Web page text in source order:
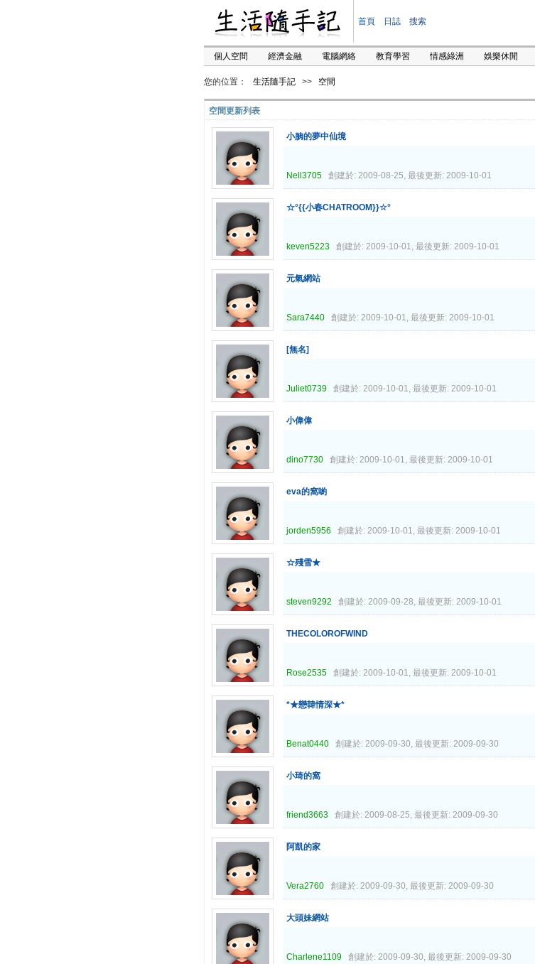
首頁 日誌 搜索
個人空間 經濟金融 電腦網絡 教育學習 情感綠洲 娛樂休閒
您的位置： 生活隨手記 >> 空間
空間更新列表
小朒的夢中仙境
Nell3705 創建於: 2009-08-25, 最後更新: 2009-10-01
☆°{{小春CHATROOM}}☆°
keven5223 創建於: 2009-10-01, 最後更新: 2009-10-01
元氣網站
Sara7440 創建於: 2009-10-01, 最後更新: 2009-10-01
[無名]
Juliet0739 創建於: 2009-10-01, 最後更新: 2009-10-01
小偉偉
dino7730 創建於: 2009-10-01, 最後更新: 2009-10-01
eva的窩喲
jorden5956 創建於: 2009-10-01, 最後更新: 2009-10-01
☆殘雪★
steven9292 創建於: 2009-09-28, 最後更新: 2009-10-01
THECOLOROFWIND
Rose2535 創建於: 2009-10-01, 最後更新: 2009-10-01
*★戀韓情深★*
Benat0440 創建於: 2009-09-30, 最後更新: 2009-09-30
小琦的窩
friend3663 創建於: 2009-08-25, 最後更新: 2009-09-30
阿凱的家
Vera2760 創建於: 2009-09-30, 最後更新: 2009-09-30
大頭妹網站
Charlene1109 創建於: 2009-09-30, 最後更新: 2009-09-30